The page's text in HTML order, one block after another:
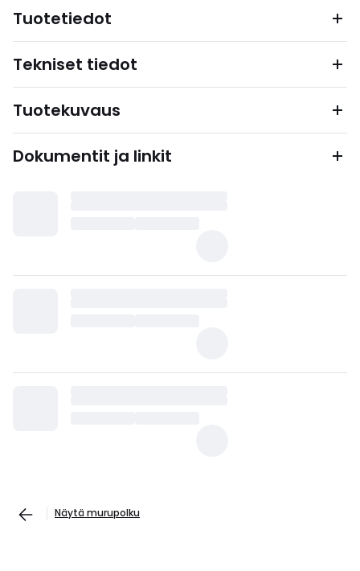
Tuotetiedot
Tekniset tiedot
Tuotekuvaus
Dokumentit ja linkit
Näytä murupolku